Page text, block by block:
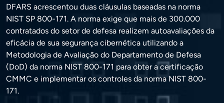
DFARS acrescentou duas cláusulas baseadas na norma
NIST SP 800-171. A norma exige que mais de 300.000
contratados do setor de defesa realizem autoavaliações da
eficácia de sua segurança cibernética utilizando a
Metodologia de Avaliação do Departamento de Defesa
(DoD) da norma NIST 800-171 para obter a certificação
CMMC e implementar os controles da norma NIST 800-
171.